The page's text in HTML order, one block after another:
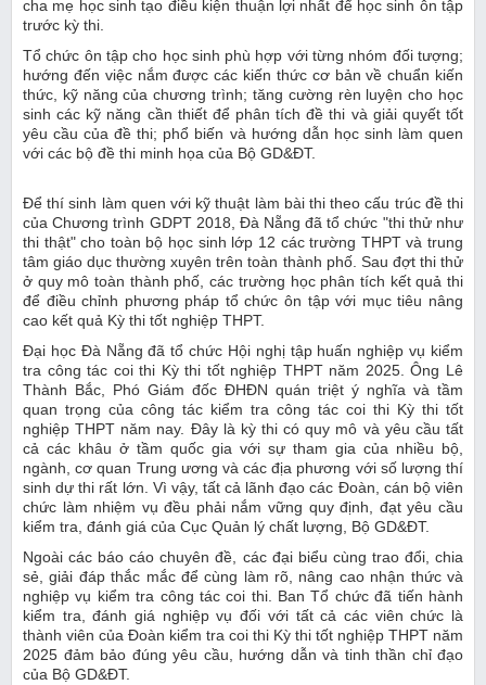
cha mẹ học sinh tạo điều kiện thuận lợi nhất để học sinh ôn tập
trước kỳ thi.
Tổ chức ôn tập cho học sinh phù hợp với từng nhóm đối tượng;
hướng đến việc nắm được các kiến thức cơ bản về chuẩn kiến
thức, kỹ năng của chương trình; tăng cường rèn luyện cho học
sinh các kỹ năng cần thiết để phân tích đề thi và giải quyết tốt
yêu cầu của đề thi; phổ biến và hướng dẫn học sinh làm quen
với các bộ đề thi minh họa của Bộ GD&ĐT.
Để thí sinh làm quen với kỹ thuật làm bài thi theo cấu trúc đề thi
của Chương trình GDPT 2018, Đà Nẵng đã tổ chức "thi thử như
thi thật" cho toàn bộ học sinh lớp 12 các trường THPT và trung
tâm giáo dục thường xuyên trên toàn thành phố. Sau đợt thi thử
ở quy mô toàn thành phố, các trường học phân tích kết quả thi
để điều chỉnh phương pháp tổ chức ôn tập với mục tiêu nâng
cao kết quả Kỳ thi tốt nghiệp THPT.
Đại học Đà Nẵng đã tổ chức Hội nghị tập huấn nghiệp vụ kiểm
tra công tác coi thi Kỳ thi tốt nghiệp THPT năm 2025. Ông Lê
Thành Bắc, Phó Giám đốc ĐHĐN quán triệt ý nghĩa và tầm
quan trọng của công tác kiểm tra công tác coi thi Kỳ thi tốt
nghiệp THPT năm nay. Đây là kỳ thi có quy mô và yêu cầu tất
cả các khâu ở tầm quốc gia với sự tham gia của nhiều bộ,
ngành, cơ quan Trung ương và các địa phương với số lượng thí
sinh dự thi rất lớn. Vì vậy, tất cả lãnh đạo các Đoàn, cán bộ viên
chức làm nhiệm vụ đều phải nắm vững quy định, đạt yêu cầu
kiểm tra, đánh giá của Cục Quản lý chất lượng, Bộ GD&ĐT.
Ngoài các báo cáo chuyên đề, các đại biểu cùng trao đổi, chia
sẻ, giải đáp thắc mắc để cùng làm rõ, nâng cao nhận thức và
nghiệp vụ kiểm tra công tác coi thi. Ban Tổ chức đã tiến hành
kiểm tra, đánh giá nghiệp vụ đối với tất cả các viên chức là
thành viên của Đoàn kiểm tra coi thi Kỳ thi tốt nghiệp THPT năm
2025 đảm bảo đúng yêu cầu, hướng dẫn và tinh thần chỉ đạo
của Bộ GD&ĐT.